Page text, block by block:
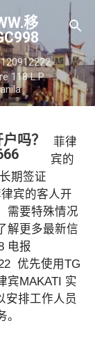
移
118 L.P.
吗？
菲律
宾的
期签证
宾的客人开
需要特殊情况
解更多最新信
电报
优先使用TG
宾MAKATI 实
安排工作人员